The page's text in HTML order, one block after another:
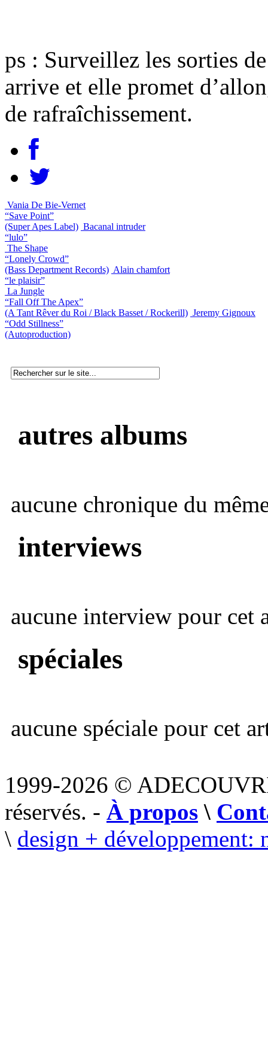
ps : Surveillez les sorties
arrive et elle promet
de rafraîchissement.
Vania De Bie-Vernet
“Save Point”
(Super Apes Label) Bacanal intruder
“lulo”
The Shape
“Lonely Crowd”
(Bass Department Records) Alain chamfort
“le plaisir”
La Jungle
“Fall Off The Apex”
(A Tant Rêver du Roi / Black Basset / Rockerill) Jeremy Gignoux
“Odd Stillness”
(Autoproduction)
autres albums
aucune chronique du
interviews
aucune interview pour cet
spéciales
aucune spéciale pour cet
1999-2026 ©
réservés. - À propos \
\ design + développement: